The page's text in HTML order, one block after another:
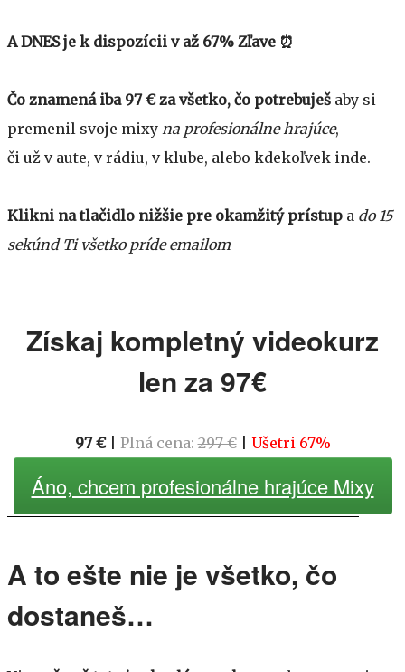
A DNES je k dispozícii v až 67% Zľave ⏰
Čo znamená iba 97 € za všetko, čo potrebuješ aby si
premenil svoje mixy na profesionálne hrajúce,
či už v aute, v rádiu, v klube, alebo kdekoľvek inde.
Klikni na tlačidlo nižšie pre okamžitý prístup a do 15
sekúnd Ti všetko príde emailom
Získaj kompletný videokurz
len za 97€
97 €| Plná cena:297 €| Ušetri 67%
Áno, chcem profesionálne hrajúce Mixy
A to ešte nie je všetko, čo
dostaneš…